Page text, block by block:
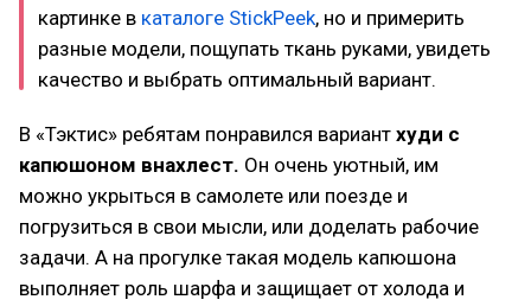
картинке в каталоге StickPeek, но и примерить
разные модели, пощупать ткань руками, увидеть
качество и выбрать оптимальный вариант.
В «Тэктис» ребятам понравился вариант худи с
капюшоном внахлест. Он очень уютный, им
можно укрыться в самолете или поезде и
погрузиться в свои мысли, или доделать рабочие
задачи. А на прогулке такая модель капюшона
выполняет роль шарфа и защищает от холода и